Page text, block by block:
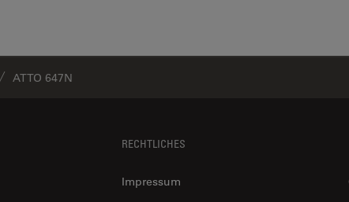
ATTO 647N
RECHTLICHES
Impressum